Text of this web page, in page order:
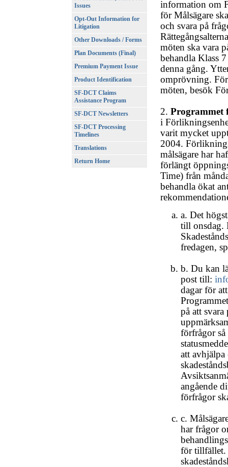
Issues
Opt-Out Information for
Litigation
Other Downloads / Forms
Plan Documents (Final)
Premium Payment Issue
Product Identification
SF-DCT Claims
Assistance Program
SF-DCT Newsletters
SF-DCT Processing
Timelines
Translations
Return Home
information om
för Målsägare
och svara på
möten ska vara
behandla Klass
denna gång.
omprövning.
möten, besök
2. Programmet
i
varit mycket
2004.
målsägare har
förlängt
Time) från
behandla ökat
a. Det
till onsdag.
fredagen,
b. Du kan
post till:
dagar för
på att
förfrågor så
att avhjälpa
angående
förfrågor
c.
har frågor
för tillfället.